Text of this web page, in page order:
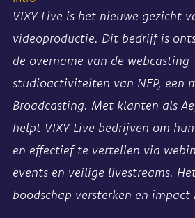
VIXY Live is het nieuwe gezicht
videoproductie. Dit bedrijf is
de overname van de
studioactiviteiten van NEP, een
Broadcasting. Met klanten als
helpt VIXY Live bedrijven om
en effectief te vertellen via
events en veilige livestreams.
boodschap versterken en impact